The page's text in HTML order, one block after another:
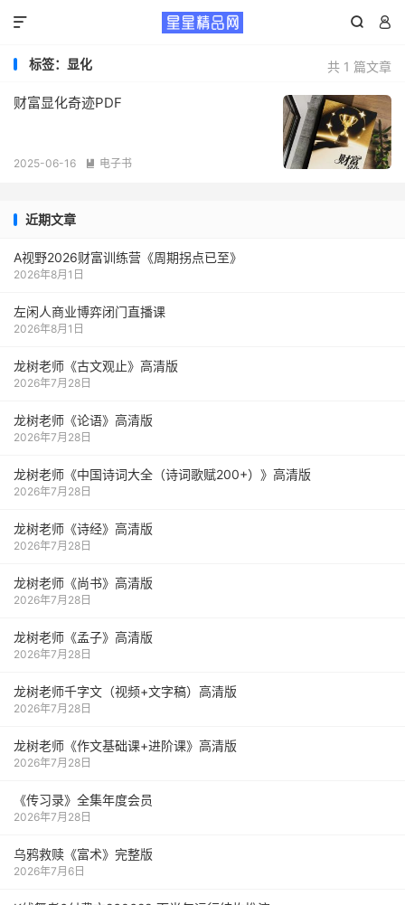
 

共 1 篇文章
标签：显化
财富显化奇迹PDF
2025-06-16  电子书
近期文章
A视野2026财富训练营《周期拐点已至》
2026年8月1日
左闲人商业博弈闭门直播课
2026年8月1日
龙树老师《古文观止》高清版
2026年7月28日
龙树老师《论语》高清版
2026年7月28日
龙树老师《中国诗词大全（诗词歌赋200+）》高清版
2026年7月28日
龙树老师《诗经》高清版
2026年7月28日
龙树老师《尚书》高清版
2026年7月28日
龙树老师《孟子》高清版
2026年7月28日
龙树老师千字文（视频+文字稿）高清版
2026年7月28日
龙树老师《作文基础课+进阶课》高清版
2026年7月28日
《传习录》全集年度会员
2026年7月28日
乌鸦救赎《富术》完整版
2026年7月6日